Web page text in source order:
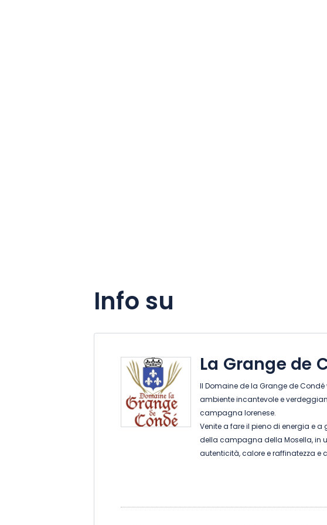
Info su
La Grange de
Il Domaine de la Grange de
ambiente incantevole e
campagna lorenese.
Venite a fare il pieno di energia e
della campagna della Mosella, in
autenticità, calore e raffinatezza e